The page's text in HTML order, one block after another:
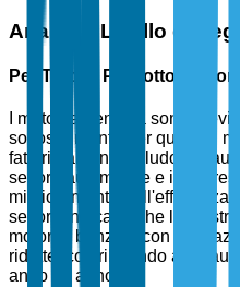
Analisi a Livello di
Per Tipo di Prodotto: Motori
I motori a benzina sono
sottosegmento per quota di
fattori trainanti includono
settore automotive e i
miglioramento dell'efficienza
settore indicano che
motori a benzina con
ridotte, contribuendo a un
anno su anno.